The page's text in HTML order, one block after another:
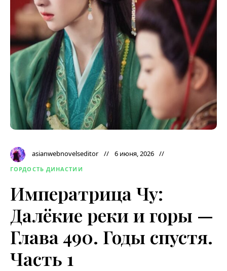
asianwebnovelseditor 6 июня, 2026
ГОРДОСТЬ ДИНАСТИИ
Императрица Чу:
Далёкие реки и горы —
Глава 490. Годы спустя.
Часть 1